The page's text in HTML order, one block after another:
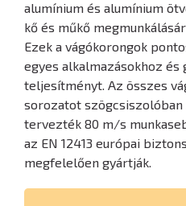
alumínium és alumínium
kő és műkő
Ezek a vágókorongok
egyes alkalmazásokhoz és
teljesítményt. Az összes
sorozatot
tervezték 80 m/s
az EN 12413 európai
megfelelően gyártják.